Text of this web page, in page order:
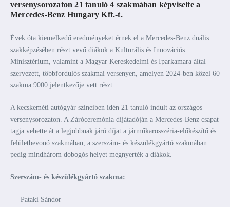
versenysorozaton 21 tanuló 4 szakmában képviselte a
Mercedes-Benz Hungary Kft.-t.
Évek óta kiemelkedő eredményeket érnek el a Mercedes-Benz duális
szakképzésében részt vevő diákok a Kulturális és Innovációs
Minisztérium, valamint a Magyar Kereskedelmi és Iparkamara által
szervezett, többfordulós szakmai versenyen, amelyen 2024-ben közel 60
szakma 9000 jelentkezője vett részt.
A kecskeméti autógyár színeiben idén 21 tanuló indult az országos
versenysorozaton. A Záróceremónia díjátadóján a Mercedes-Benz csapat
tagja vehette át a legjobbnak járó díjat a járműkarosszéria-előkészítő és
felületbevonó szakmában, a szerszám- és készülékgyártó szakmában
pedig mindhárom dobogós helyet megnyerték a diákok.
Szerszám- és készülékgyártó szakma:
Pataki Sándor